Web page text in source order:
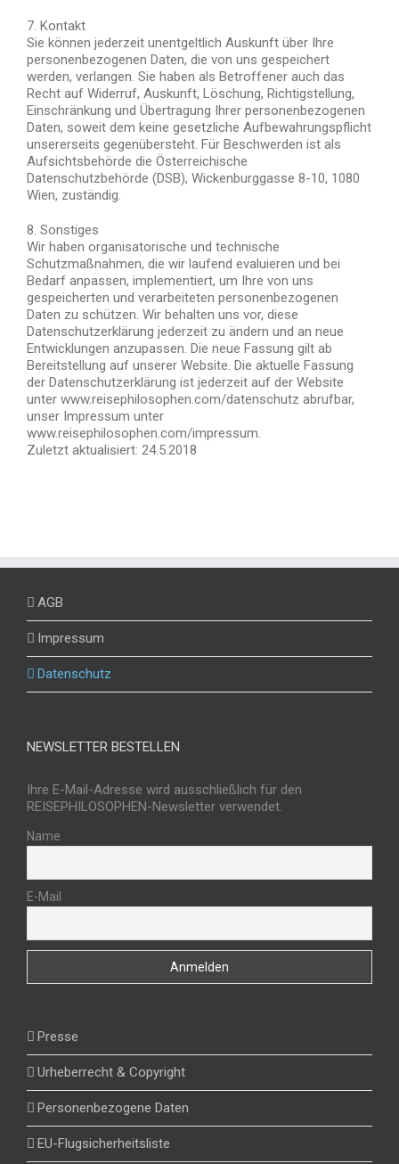
7. Kontakt
Sie können jederzeit unentgeltlich Auskunft über Ihre
personenbezogenen Daten, die von uns gespeichert
werden, verlangen. Sie haben als Betroffener auch das
Recht auf Widerruf, Auskunft, Löschung, Richtigstellung,
Einschränkung und Übertragung Ihrer personenbezogenen
Daten, soweit dem keine gesetzliche Aufbewahrungspflicht
unsererseits gegenübersteht. Für Beschwerden ist als
Aufsichtsbehörde die Österreichische
Datenschutzbehörde (DSB), Wickenburggasse 8-10, 1080
Wien, zuständig.
8. Sonstiges
Wir haben organisatorische und technische
Schutzmaßnahmen, die wir laufend evaluieren und bei
Bedarf anpassen, implementiert, um Ihre von uns
gespeicherten und verarbeiteten personenbezogenen
Daten zu schützen. Wir behalten uns vor, diese
Datenschutzerklärung jederzeit zu ändern und an neue
Entwicklungen anzupassen. Die neue Fassung gilt ab
Bereitstellung auf unserer Website. Die aktuelle Fassung
der Datenschutzerklärung ist jederzeit auf der Website
unter www.reisephilosophen.com/datenschutz abrufbar,
unser Impressum unter
www.reisephilosophen.com/impressum.
Zuletzt aktualisiert: 24.5.2018
AGB
Impressum
Datenschutz
NEWSLETTER BESTELLEN
Ihre E-Mail-Adresse wird ausschließlich für den
REISEPHILOSOPHEN-Newsletter verwendet.
Name
E-Mail
Presse
Urheberrecht & Copyright
Personenbezogene Daten
EU-Flugsicherheitsliste